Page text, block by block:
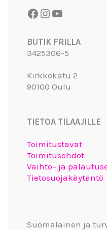
BUTIK FRILLA
3425306-5
Kirkkokatu 2
90100 Oulu
TIETOA TILAAJILLE
Toimitustavat
Toimitusehdot
Vaihto– ja
Tietosuojakäytäntö
Suomalainen ja